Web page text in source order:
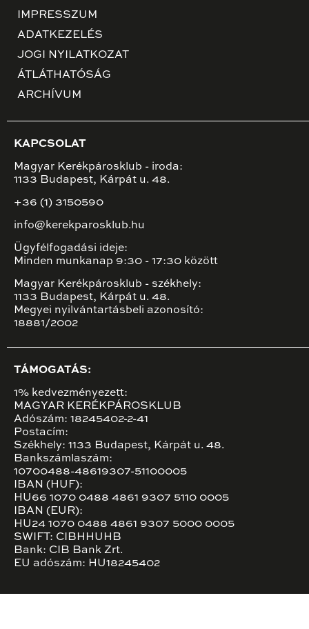
IMPRESSZUM
ADATKEZELÉS
JOGI NYILATKOZAT
ÁTLÁTHATÓSÁG
ARCHÍVUM
KAPCSOLAT
Magyar Kerékpárosklub - iroda:
1133 Budapest, Kárpát u. 48.
+36 (1) 3150590
info@kerekparosklub.hu
Ügyfélfogadási ideje:
Minden munkanap 9:30 - 17:30 között
Magyar Kerékpárosklub - székhely:
1133 Budapest, Kárpát u. 48.
Megyei nyilvántartásbeli azonosító:
18881/2002
TÁMOGATÁS:
1% kedvezményezett:
MAGYAR KERÉKPÁROSKLUB
Adószám: 18245402-2-41
Postacím:
Székhely: 1133 Budapest, Kárpát u. 48.
Bankszámlaszám:
10700488-48619307-51100005
IBAN (HUF):
HU66 1070 0488 4861 9307 5110 0005
IBAN (EUR):
HU24 1070 0488 4861 9307 5000 0005
SWIFT: CIBHHUHB
Bank: CIB Bank Zrt.
EU adószám: HU18245402